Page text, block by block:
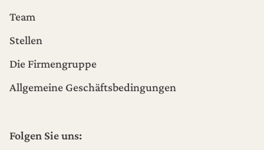
Team
Stellen
Die Firmengruppe
Allgemeine Geschäftsbedingungen
Folgen Sie uns: